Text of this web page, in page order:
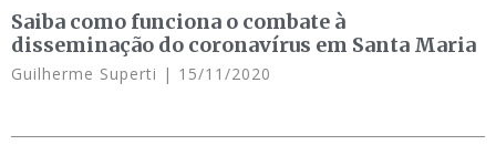
Saiba como funciona o combate à
disseminação do coronavírus em Santa Maria
Guilherme Superti 15/11/2020